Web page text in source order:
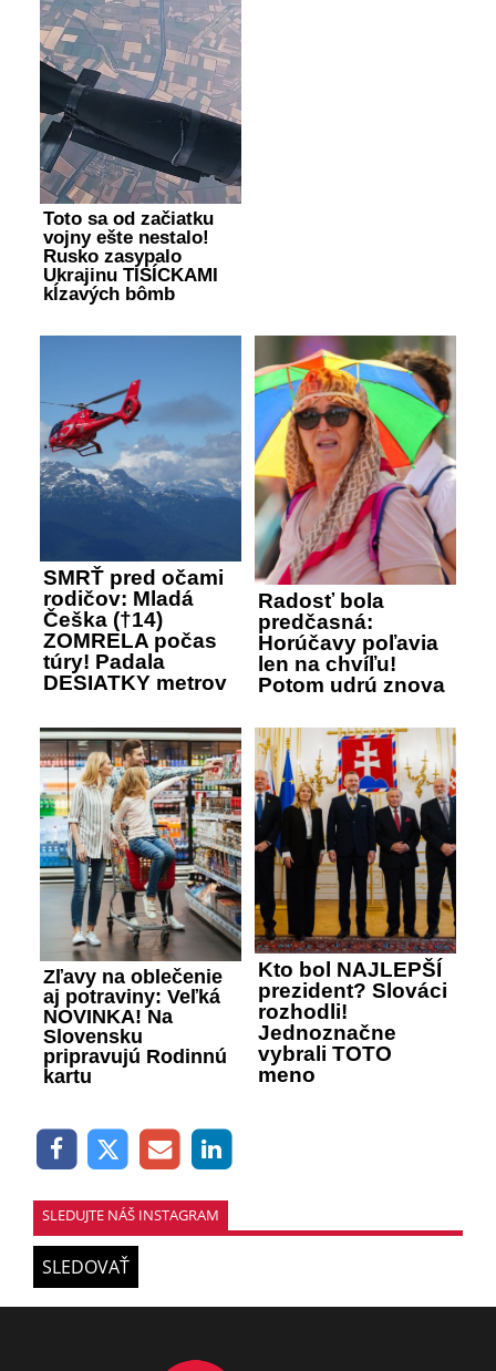
Toto sa od začiatku
vojny ešte nestalo!
Rusko zasypalo
Ukrajinu TISÍCKAMI
kĺzavých bômb
SMRŤ pred očami
rodičov: Mladá
Češka (†14)
ZOMRELA počas
túry! Padala
DESIATKY metrov
Radosť bola
predčasná:
Horúčavy poľavia
len na chvíľu!
Potom udrú znova
Zľavy na oblečenie
aj potraviny: Veľká
NOVINKA! Na
Slovensku
pripravujú Rodinnú
kartu
Kto bol NAJLEPŠÍ
prezident? Slováci
rozhodli!
Jednoznačne
vybrali TOTO
meno
SLEDUJTE NÁŠ INSTAGRAM
SLEDOVAŤ